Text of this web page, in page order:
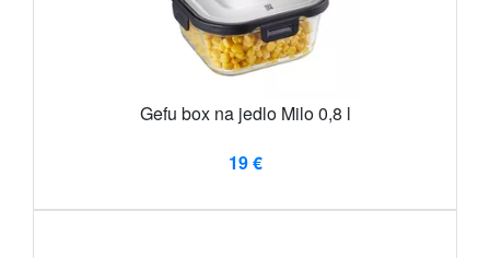
Gefu box na jedlo Milo 0,8 l
19 €